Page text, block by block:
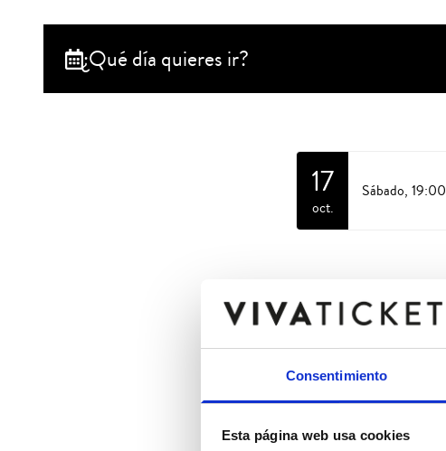
Consentimiento
Esta página web usa cookies
¿Qué día quieres ir?
17
oct.
Sábado,19:00